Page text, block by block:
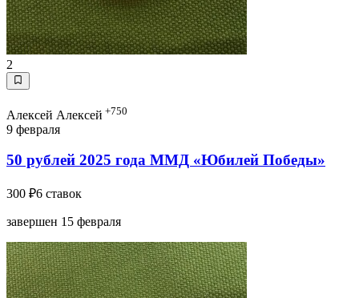
2
Алексей Алексей +750
9 февраля
50 рублей 2025 года ММД «Юбилей Победы»
300 ₽6 ставок
завершен 15 февраля